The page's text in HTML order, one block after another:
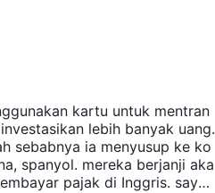
mengenal perdagangan forex
detail, lalu menunggu
kartu untuk mentran
lebih banyak uang.
sebabnya ia menyusup ke ko
​​spanyol. mereka berjanji aka
pajak di Inggris. saya